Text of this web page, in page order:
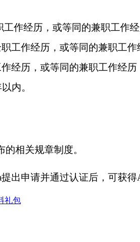
作经历，或等同的兼职工作
工作经历，或等同的兼职工作
经历，或等同的兼职工作经历
内。
相关规章制度。
出申请并通过认证后，可获得
礼包